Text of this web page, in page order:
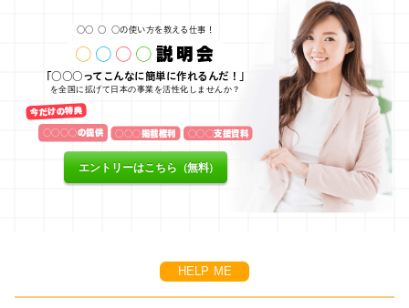
○○ ○ ○の使い方を教える仕事！
○○○○説明会
「○○○ってこんなに簡単に作れるんだ！」
を全国に拡げて日本の事業を活性化しませんか？
今だけの特典
○○○○の提供 ○○○掲載権利 ○○○支援資料
エントリーはこちら（無料）
HELP ME